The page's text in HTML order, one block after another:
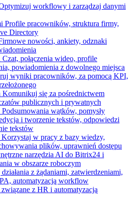
workflowy i zarządzaj danymi
Profile pracowników, struktura firmy,
Directory
nowości, ankiety, odznaki
Czat, połączenia wideo, profile
powiadomienia z dowolnego miejsca
wyniki pracowników, za pomocą KPI,
Komunikuj się za pośrednictwem
publicznych i prywatnych
Podsumowania wątków, pomysły
i tworzenie tekstów, odpowiedzi
tekstów
Korzystaj w pracy z bazy wiedzy,
plików, uprawnień dostępu
narzędzia AI do Bitrix24 i
w obszarze roboczym
z żądaniami, zatwierdzeniami,
automatyzacją workflow
z HR i automatyzacją